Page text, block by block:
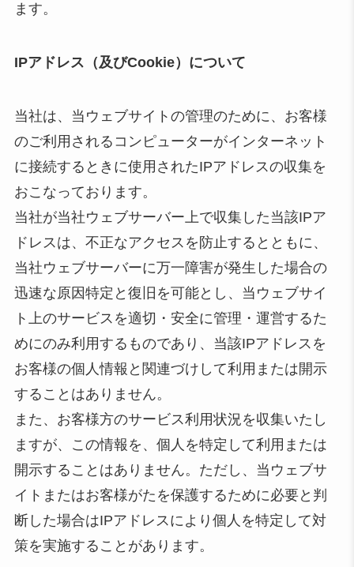
ます。
IPアドレス（及びCookie）について
当社は、当ウェブサイトの管理のために、お客様
のご利用されるコンピューターがインターネット
に接続するときに使用されたIPアドレスの収集を
おこなっております。
当社が当社ウェブサーバー上で収集した当該IPア
ドレスは、不正なアクセスを防止するとともに、
当社ウェブサーバーに万一障害が発生した場合の
迅速な原因特定と復旧を可能とし、当ウェブサイ
ト上のサービスを適切・安全に管理・運営するた
めにのみ利用するものであり、当該IPアドレスを
お客様の個人情報と関連づけして利用または開示
することはありません。
また、お客様方のサービス利用状況を収集いたし
ますが、この情報を、個人を特定して利用または
開示することはありません。ただし、当ウェブサ
イトまたはお客様がたを保護するために必要と判
断した場合はIPアドレスにより個人を特定して対
策を実施することがあります。